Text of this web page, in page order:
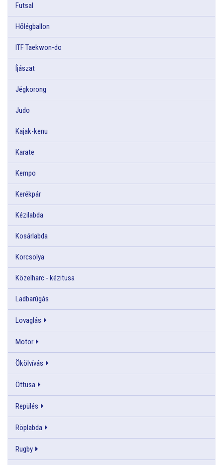
Futsal
Hőlégballon
ITF Taekwon-do
Íjászat
Jégkorong
Judo
Kajak-kenu
Karate
Kempo
Kerékpár
Kézilabda
Kosárlabda
Korcsolya
Közelharc - kézitusa
Ladbarúgás
Lovaglás
Motor
Ökölvívás
Öttusa
Repülés
Röplabda
Rugby